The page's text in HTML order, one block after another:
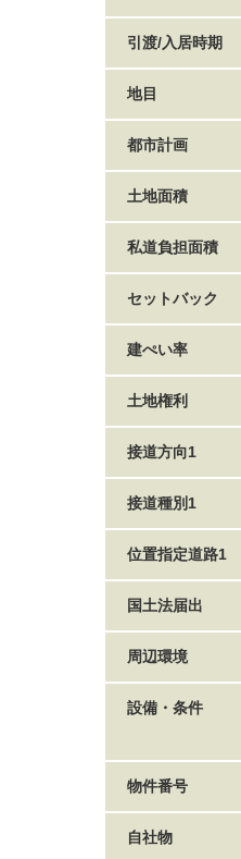
引渡/入居時期
地目
都市計画
土地面積
私道負担面積
セットバック
建ぺい率
土地権利
接道方向1
接道種別1
位置指定道路1
国土法届出
周辺環境
設備・条件
物件番号
自社物